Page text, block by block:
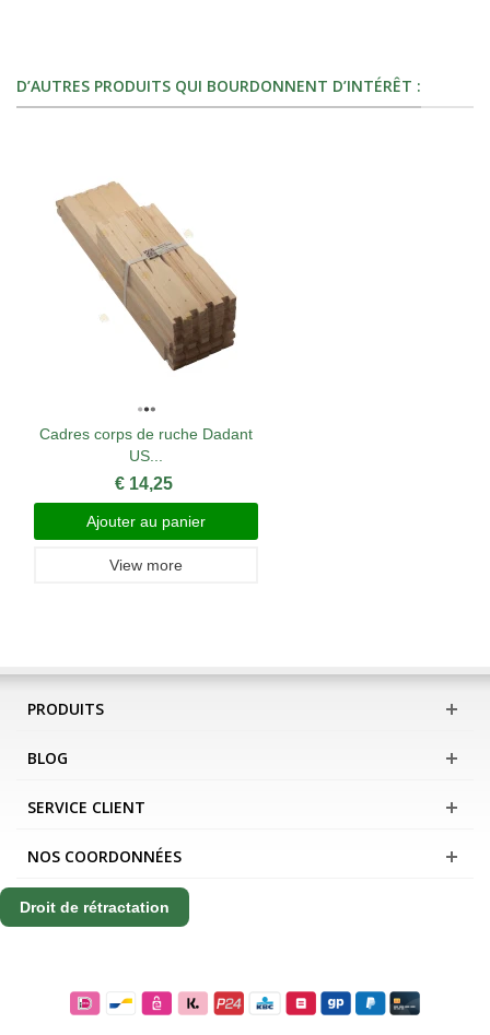
D’AUTRES PRODUITS QUI BOURDONNENT D’INTÉRÊT :
Cadres corps de ruche Dadant
US...
€ 14,25
Ajouter au panier
View more
PRODUITS
BLOG
SERVICE CLIENT
NOS COORDONNÉES
Droit de rétractation